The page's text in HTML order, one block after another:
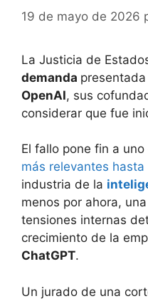
19 de mayo de 2026
La Justicia de
demanda
OpenAI, sus
considerar que fue
El fallo pone fin a uno
más relevantes hasta
industria de la
menos por ahora,
tensiones internas
crecimiento de la
ChatGPT.
Un jurado de una